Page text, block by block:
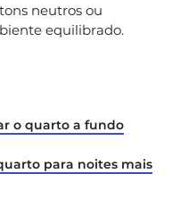
neutros ou
equilibrado.
o quarto a fundo
para noites mais